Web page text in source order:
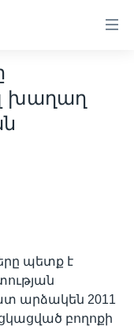
խաղաղ
պետք է
արձակեն 2011
բողոքի